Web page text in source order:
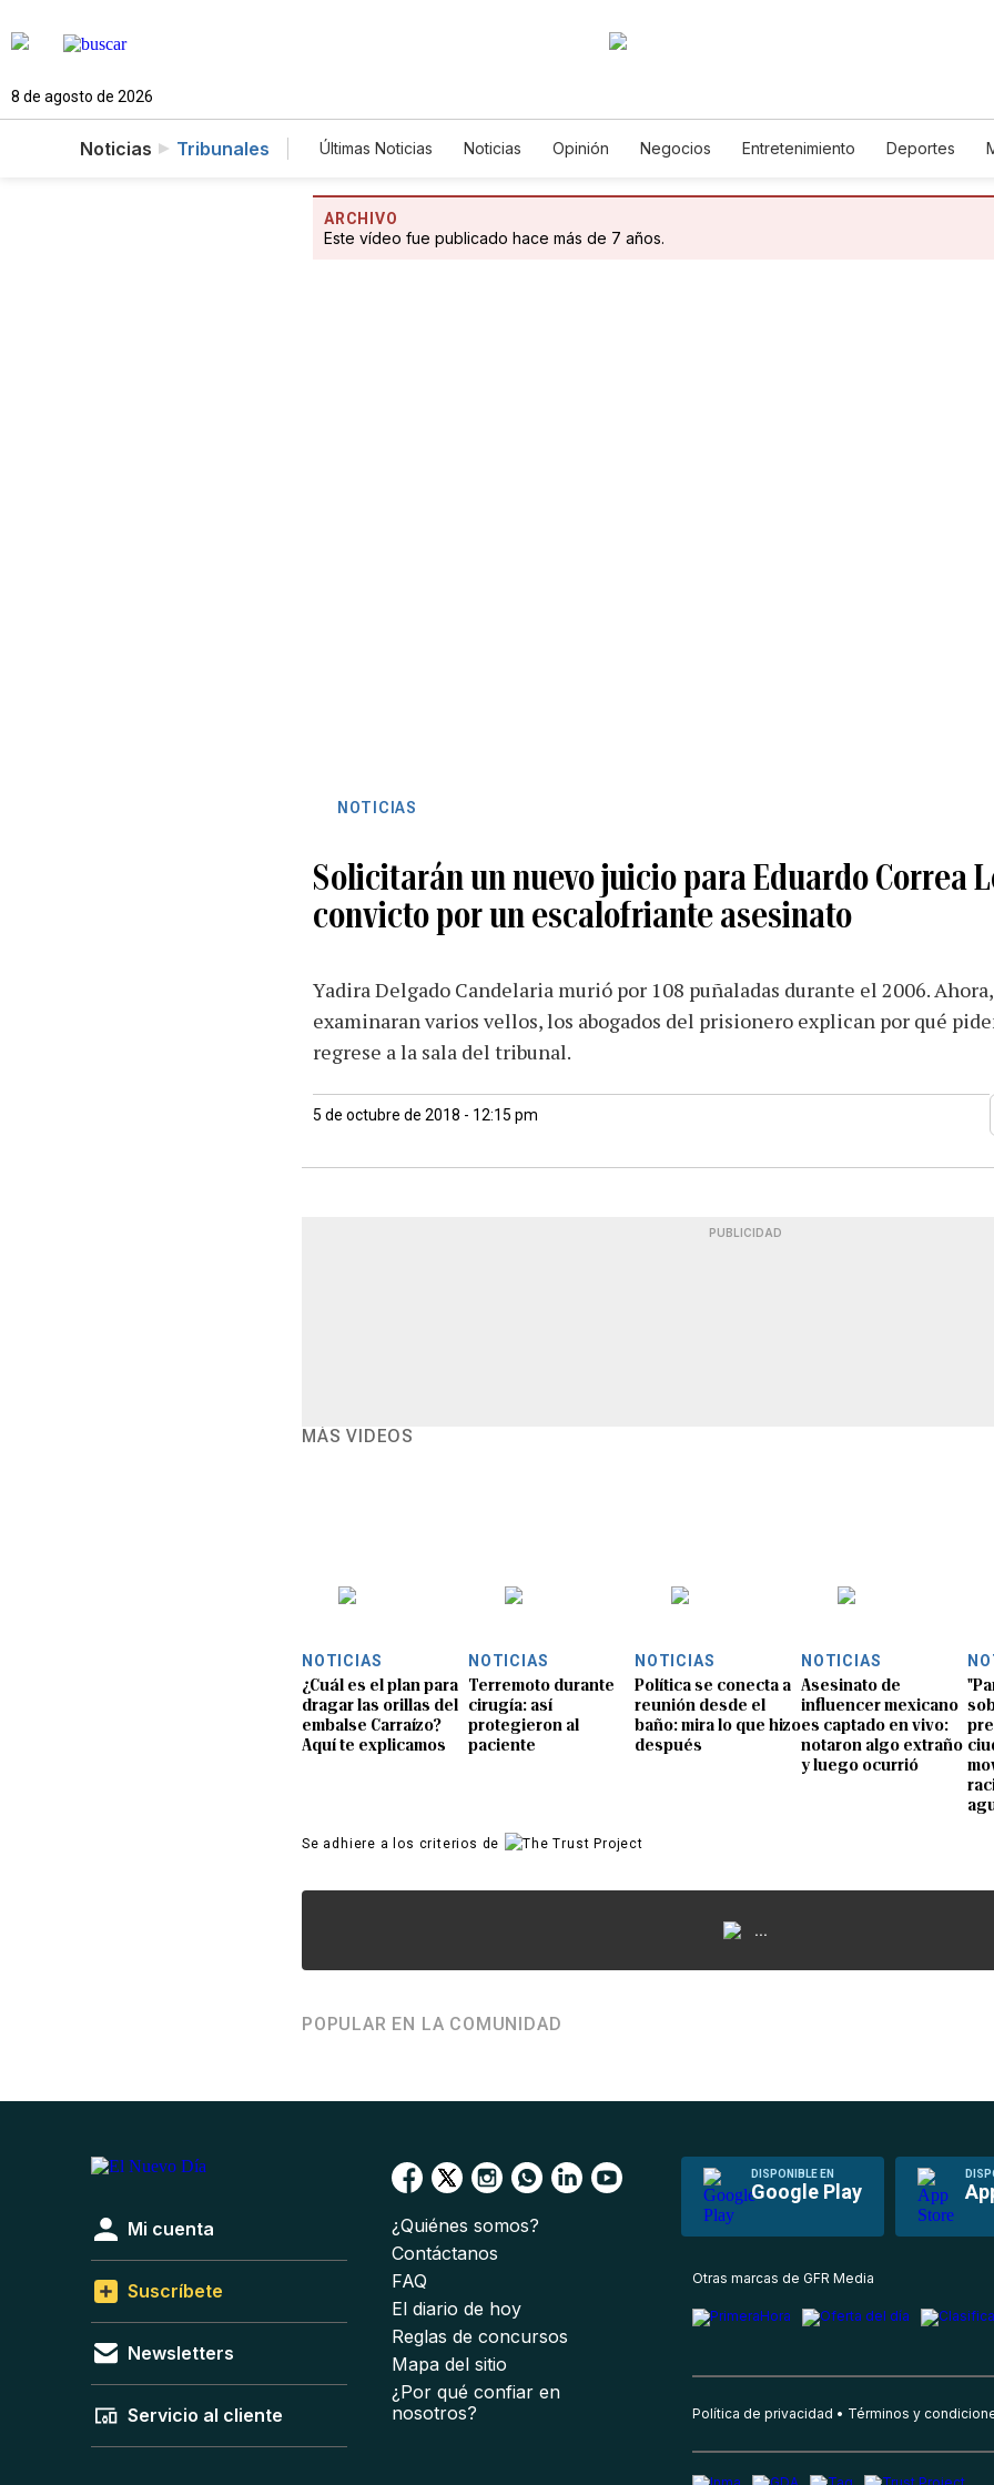
8 de agosto de 2026
Noticias Tribunales Últimas Noticias Noticias Opinión Negocios Entretenimiento Deportes
ARCHIVO
Este vídeo fue publicado hace más de 7 años.
NOTICIAS
Solicitarán un nuevo juicio para Eduardo Correa
convicto por un escalofriante asesinato
Yadira Delgado Candelaria murió por 108 puñaladas durante el 2006.
examinaran varios vellos, los abogados del prisionero explican por qué
regrese a la sala del tribunal.
5 de octubre de 2018 - 12:15 pm
PUBLICIDAD
MÁS VIDEOS
NOTICIAS
¿Cuál es el plan para
dragar las orillas del
embalse Carraízo?
Aquí te explicamos
NOTICIAS
Terremoto durante
cirugía: así
protegieron al
paciente
NOTICIAS
Política se conecta a
reunión desde el
baño: mira lo que hizo
después
NOTICIAS
Asesinato de
influencer mexicano
es captado en vivo:
notaron algo extraño
y luego ocurrió
Se adhiere a los criterios de
...
POPULAR EN LA COMUNIDAD
DISPONIBLE EN
Google Play
Mi cuenta
Suscríbete
Newsletters
Servicio al cliente
¿Quiénes somos?
Contáctanos
FAQ
El diario de hoy
Reglas de concursos
Mapa del sitio
¿Por qué confiar en
nosotros?
Otras marcas de GFR Media
Política de privacidad Términos y